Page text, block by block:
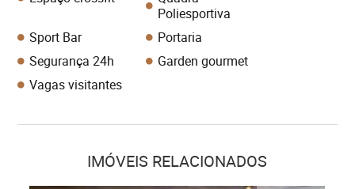
Poliesportiva
Sport Bar
Portaria
Segurança 24h
Garden gourmet
Vagas visitantes
IMÓVEIS RELACIONADOS